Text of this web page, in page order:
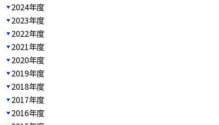
2024年度
2023年度
2022年度
2021年度
2020年度
2019年度
2018年度
2017年度
2016年度